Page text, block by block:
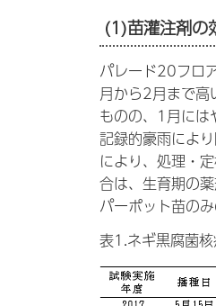
(1)苗灌注剤の
パレード20フロ
月から2月まで
ものの、1月に
記録的豪雨によ
により、処理・
合は、生育期の
パーポット苗の
表1.ネギ黒腐菌